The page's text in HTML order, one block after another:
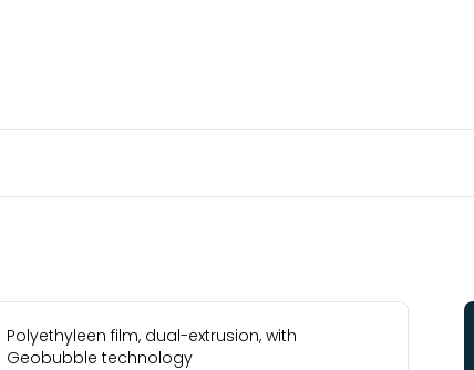
Polyethyleen film, dual-extrusion, with
Geobubble technology